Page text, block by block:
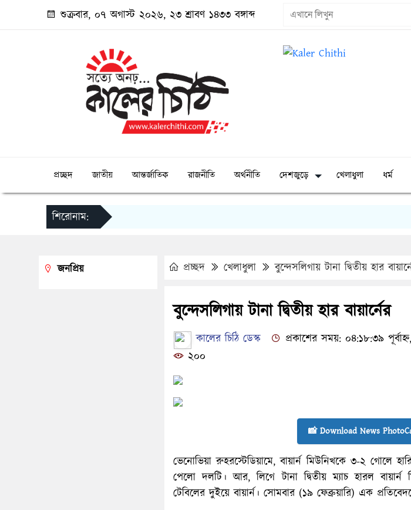
শুক্রবার, ০৭ অগাস্ট ২০২৬, ২৩ শ্রাবণ ১৪৩৩ বঙ্গাব্দ
প্রচ্ছদ জাতীয় আন্তর্জাতিক রাজনীতি অর্থনীতি দেশজুড়ে খেলাধুলা ধর্ম
শিরোনাম:
প্রচ্ছদ খেলাধুলা বুন্দেসলিগায় টানা দ্বিতীয় হার
বুন্দেসলিগায় টানা দ্বিতীয় হার বায়ার্নের
কালের চিঠি ডেস্ক
প্রকাশের সময়: ০৪:১৮:৩৯
২০০
📸 Download News
ভেনোভিয়া রুহরস্টেডিয়ামে, বায়ার্ন মিউনিখকে ৩-২ গোলে
পেলো দলটি। আর, লিগে টানা দ্বিতীয় ম্যাচ হারল
টেবিলের দুইয়ে বায়ার্ন। সোমবার (১৯ ফেব্রুয়ারি) এক
জনপ্রিয়